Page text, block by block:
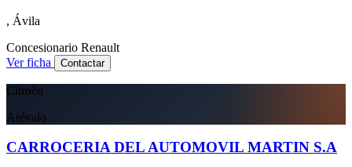
, Ávila
Concesionario Renault
Ver ficha
Contactar
Citroën
Arévalo
CARROCERIA DEL AUTOMOVIL MARTIN S.A